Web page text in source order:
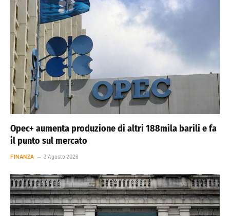
Opec+ aumenta produzione di altri 188mila barili e fa
il punto sul mercato
FINANZA 3 Agosto 2026